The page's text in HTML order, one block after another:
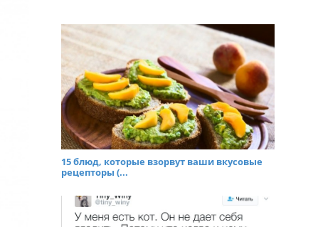
15 блюд, которые взорвут ваши вкусовые
рецепторы (...